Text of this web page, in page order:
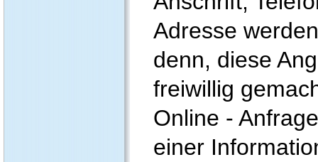
Adresse
denn, diese
freiwillig
Online -
einer